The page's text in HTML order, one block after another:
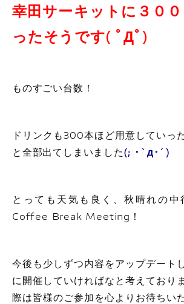
幸田サーキットに３０
ったそうです( ﾟДﾟ)
ものすごい台数！
ドリンクも300本ほど用意していっ
と全部出てしまいました(; ･`д･´)
とっても天気も良く、秋晴れの
Coffee Break Meeting！
今後も少しずつ内容をアップデート
に開催していければなと考えており
際は皆様のご参加を心よりお待ちい